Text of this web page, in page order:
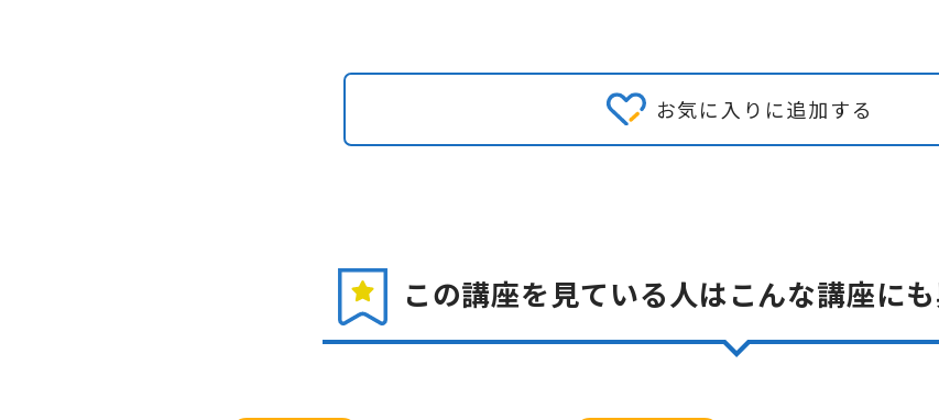
お気に入りに追加する
この講座を見ている人はこんな講座に